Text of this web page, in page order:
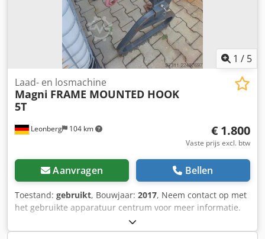
1 / 5
Leonberg 104 km
Laad- en losmachine
Magni FRAME MOUNTED HOOK
5T
€ 1.800
Vaste prijs excl. btw
Aanvragen Bellen
Toestand: gebruikt, Bouwjaar: 2017, Neem contact op met
het gebruikte apparatuur centrum voor meer informatie.